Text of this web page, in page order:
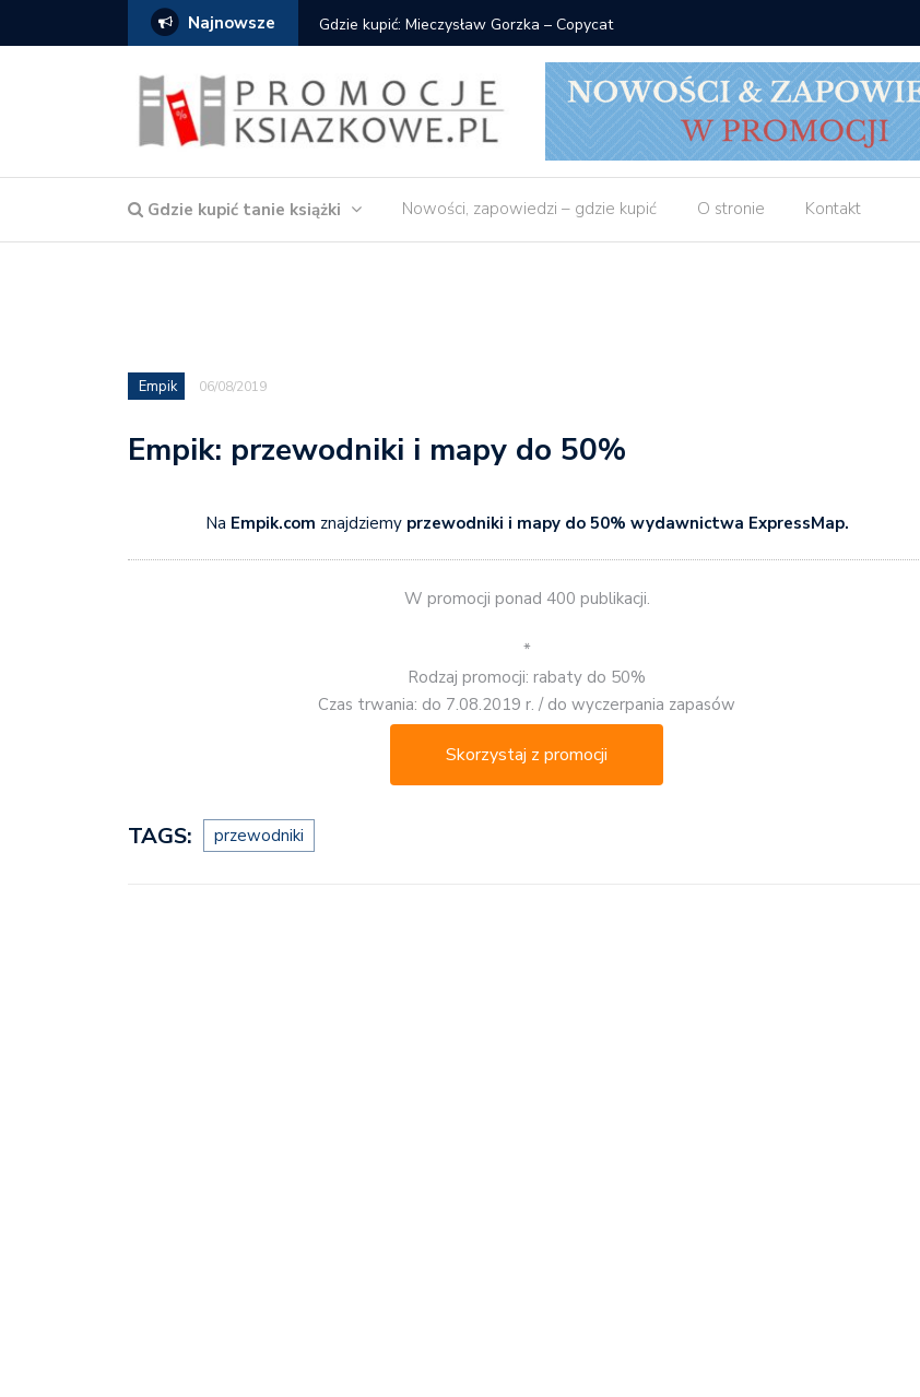
Najnowsze Gdzie kupić: Mieczysław Gorzka – Copycat
Gdzie kupić tanie książki Nowości, zapowiedzi – gdzie kupić O stronie Kontakt
Empik 06/08/2019
Empik: przewodniki i mapy do 50%
Na Empik.com znajdziemy przewodniki i mapy do 50% wydawnictwa ExpressMap.
W promocji ponad 400 publikacji.
*
Rodzaj promocji: rabaty do 50%
Czas trwania: do 7.08.2019 r. / do wyczerpania zapasów
Skorzystaj z promocji
TAGS: przewodniki